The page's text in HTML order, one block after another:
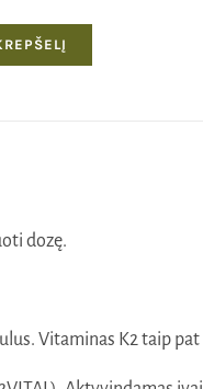
dozę.
Vitaminas K2 taip